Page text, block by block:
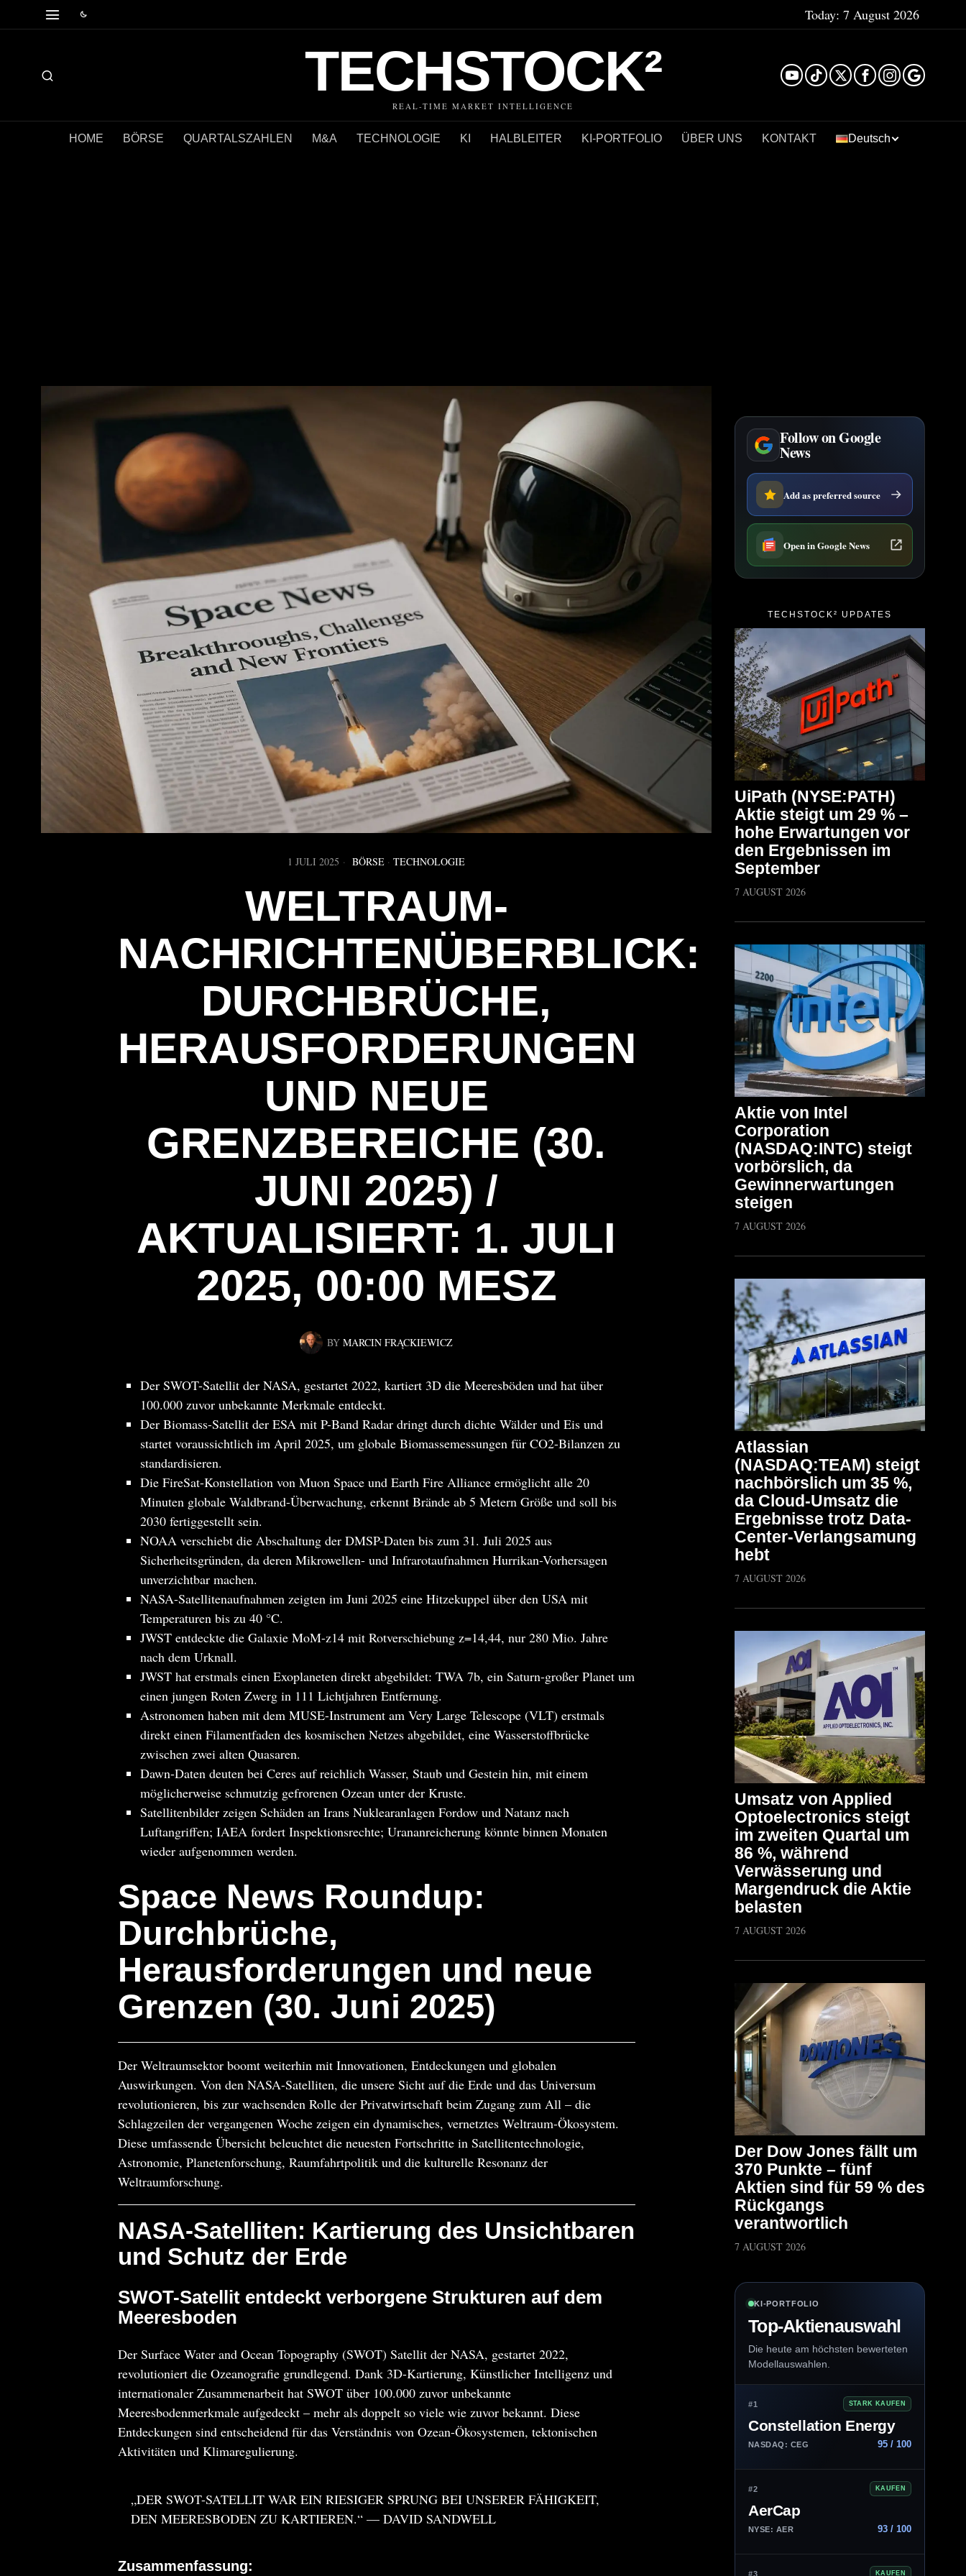
Today: 7 August 2026
TECHSTOCK²
REAL-TIME MARKET INTELLIGENCE
HOME BÖRSE QUARTALSZAHLEN M&A TECHNOLOGIE KI HALBLEITER KI-PORTFOLIO ÜBER UNS KONTAKT Deutsch
1 JULI 2025 BÖRSE · TECHNOLOGIE
WELTRAUM-
NACHRICHTENÜBERBLICK:
DURCHBRÜCHE,
HERAUSFORDERUNGEN
UND NEUE
GRENZBEREICHE (30.
JUNI 2025) /
AKTUALISIERT: 1. JULI
2025, 00:00 MESZ
BY MARCIN FRĄCKIEWICZ
Der SWOT-Satellit der NASA, gestartet 2022, kartiert 3D die Meeresböden und hat über
100.000 zuvor unbekannte Merkmale entdeckt.
Der Biomass-Satellit der ESA mit P-Band Radar dringt durch dichte Wälder und Eis und
startet voraussichtlich im April 2025, um globale Biomassemessungen für CO2-Bilanzen zu
standardisieren.
Die FireSat-Konstellation von Muon Space und Earth Fire Alliance ermöglicht alle 20
Minuten globale Waldbrand-Überwachung, erkennt Brände ab 5 Metern Größe und soll bis
2030 fertiggestellt sein.
NOAA verschiebt die Abschaltung der DMSP-Daten bis zum 31. Juli 2025 aus
Sicherheitsgründen, da deren Mikrowellen- und Infrarotaufnahmen Hurrikan-Vorhersagen
unverzichtbar machen.
NASA-Satellitenaufnahmen zeigten im Juni 2025 eine Hitzekuppel über den USA mit
Temperaturen bis zu 40 °C.
JWST entdeckte die Galaxie MoM-z14 mit Rotverschiebung z=14,44, nur 280 Mio. Jahre
nach dem Urknall.
JWST hat erstmals einen Exoplaneten direkt abgebildet: TWA 7b, ein Saturn-großer Planet um
einen jungen Roten Zwerg in 111 Lichtjahren Entfernung.
Astronomen haben mit dem MUSE-Instrument am Very Large Telescope (VLT) erstmals
direkt einen Filamentfaden des kosmischen Netzes abgebildet, eine Wasserstoffbrücke
zwischen zwei alten Quasaren.
Dawn-Daten deuten bei Ceres auf reichlich Wasser, Staub und Gestein hin, mit einem
möglicherweise schmutzig gefrorenen Ozean unter der Kruste.
Satellitenbilder zeigen Schäden an Irans Nuklearanlagen Fordow und Natanz nach
Luftangriffen; IAEA fordert Inspektionsrechte; Urananreicherung könnte binnen Monaten
wieder aufgenommen werden.
Space News Roundup:
Durchbrüche,
Herausforderungen und neue
Grenzen (30. Juni 2025)
Der Weltraumsektor boomt weiterhin mit Innovationen, Entdeckungen und globalen
Auswirkungen. Von den NASA-Satelliten, die unsere Sicht auf die Erde und das Universum
revolutionieren, bis zur wachsenden Rolle der Privatwirtschaft beim Zugang zum All – die
Schlagzeilen der vergangenen Woche zeigen ein dynamisches, vernetztes Weltraum-Ökosystem.
Diese umfassende Übersicht beleuchtet die neuesten Fortschritte in Satellitentechnologie,
Astronomie, Planetenforschung, Raumfahrtpolitik und die kulturelle Resonanz der
Weltraumforschung.
NASA-Satelliten: Kartierung des Unsichtbaren
und Schutz der Erde
SWOT-Satellit entdeckt verborgene Strukturen auf dem
Meeresboden
Der Surface Water and Ocean Topography (SWOT) Satellit der NASA, gestartet 2022,
revolutioniert die Ozeanografie grundlegend. Dank 3D-Kartierung, Künstlicher Intelligenz und
internationaler Zusammenarbeit hat SWOT über 100.000 zuvor unbekannte
Meeresbodenmerkmale aufgedeckt – mehr als doppelt so viele wie zuvor bekannt. Diese
Entdeckungen sind entscheidend für das Verständnis von Ozean-Ökosystemen, tektonischen
Aktivitäten und Klimaregulierung.
„DER SWOT-SATELLIT WAR EIN RIESIGER SPRUNG BEI UNSERER FÄHIGKEIT,
DEN MEERESBODEN ZU KARTIEREN.“ — DAVID SANDWELL
Zusammenfassung:
Follow on Google
News
Add as preferred source
Open in Google News
TECHSTOCK² UPDATES
UiPath (NYSE:PATH)
Aktie steigt um 29 % –
hohe Erwartungen vor
den Ergebnissen im
September
7 AUGUST 2026
Aktie von Intel
Corporation
(NASDAQ:INTC) steigt
vorbörslich, da
Gewinnerwartungen
steigen
7 AUGUST 2026
Atlassian
(NASDAQ:TEAM) steigt
nachbörslich um 35 %,
da Cloud-Umsatz die
Ergebnisse trotz Data-
Center-Verlangsamung
hebt
7 AUGUST 2026
Umsatz von Applied
Optoelectronics steigt
im zweiten Quartal um
86 %, während
Verwässerung und
Margendruck die Aktie
belasten
7 AUGUST 2026
Der Dow Jones fällt um
370 Punkte – fünf
Aktien sind für 59 % des
Rückgangs
verantwortlich
7 AUGUST 2026
KI-PORTFOLIO
Top-Aktienauswahl
Die heute am höchsten bewerteten
Modellauswahlen.
#1 STARK KAUFEN
Constellation Energy
NASDAQ: CEG 95 / 100
#2 KAUFEN
AerCap
NYSE: AER 93 / 100
#3 KAUFEN